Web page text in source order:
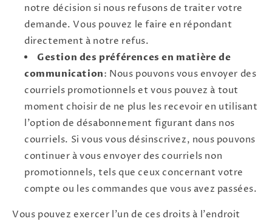
notre décision si nous refusons de traiter votre
demande. Vous pouvez le faire en répondant
directement à notre refus.
Gestion des préférences en matière de
communication: Nous pouvons vous envoyer des
courriels promotionnels et vous pouvez à tout
moment choisir de ne plus les recevoir en utilisant
l'option de désabonnement figurant dans nos
courriels. Si vous vous désinscrivez, nous pouvons
continuer à vous envoyer des courriels non
promotionnels, tels que ceux concernant votre
compte ou les commandes que vous avez passées.
Vous pouvez exercer l'un de ces droits à l'endroit